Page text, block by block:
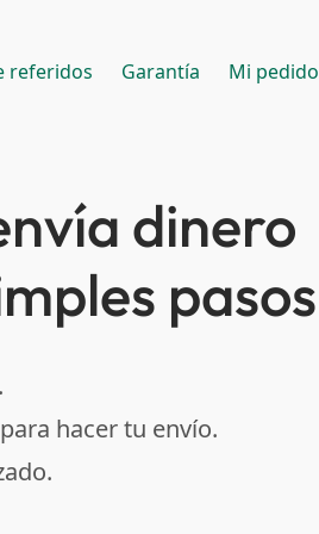
referidos Garantía Mi pedido
dinero
pasos
hacer tu envío.